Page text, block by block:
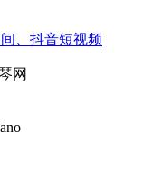
、抖音短视频
网